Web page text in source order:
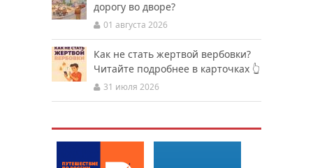
дорогу во дворе?
01 августа 2026
Как не стать жертвой вербовки?
Читайте подробнее в карточках 👆
31 июля 2026